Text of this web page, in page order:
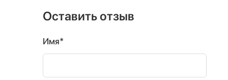
Оставить отзыв
Имя*